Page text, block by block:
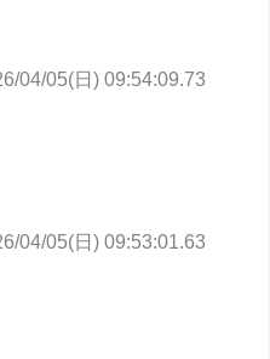
04/05(日) 09:54:09.73
04/05(日) 09:53:01.63